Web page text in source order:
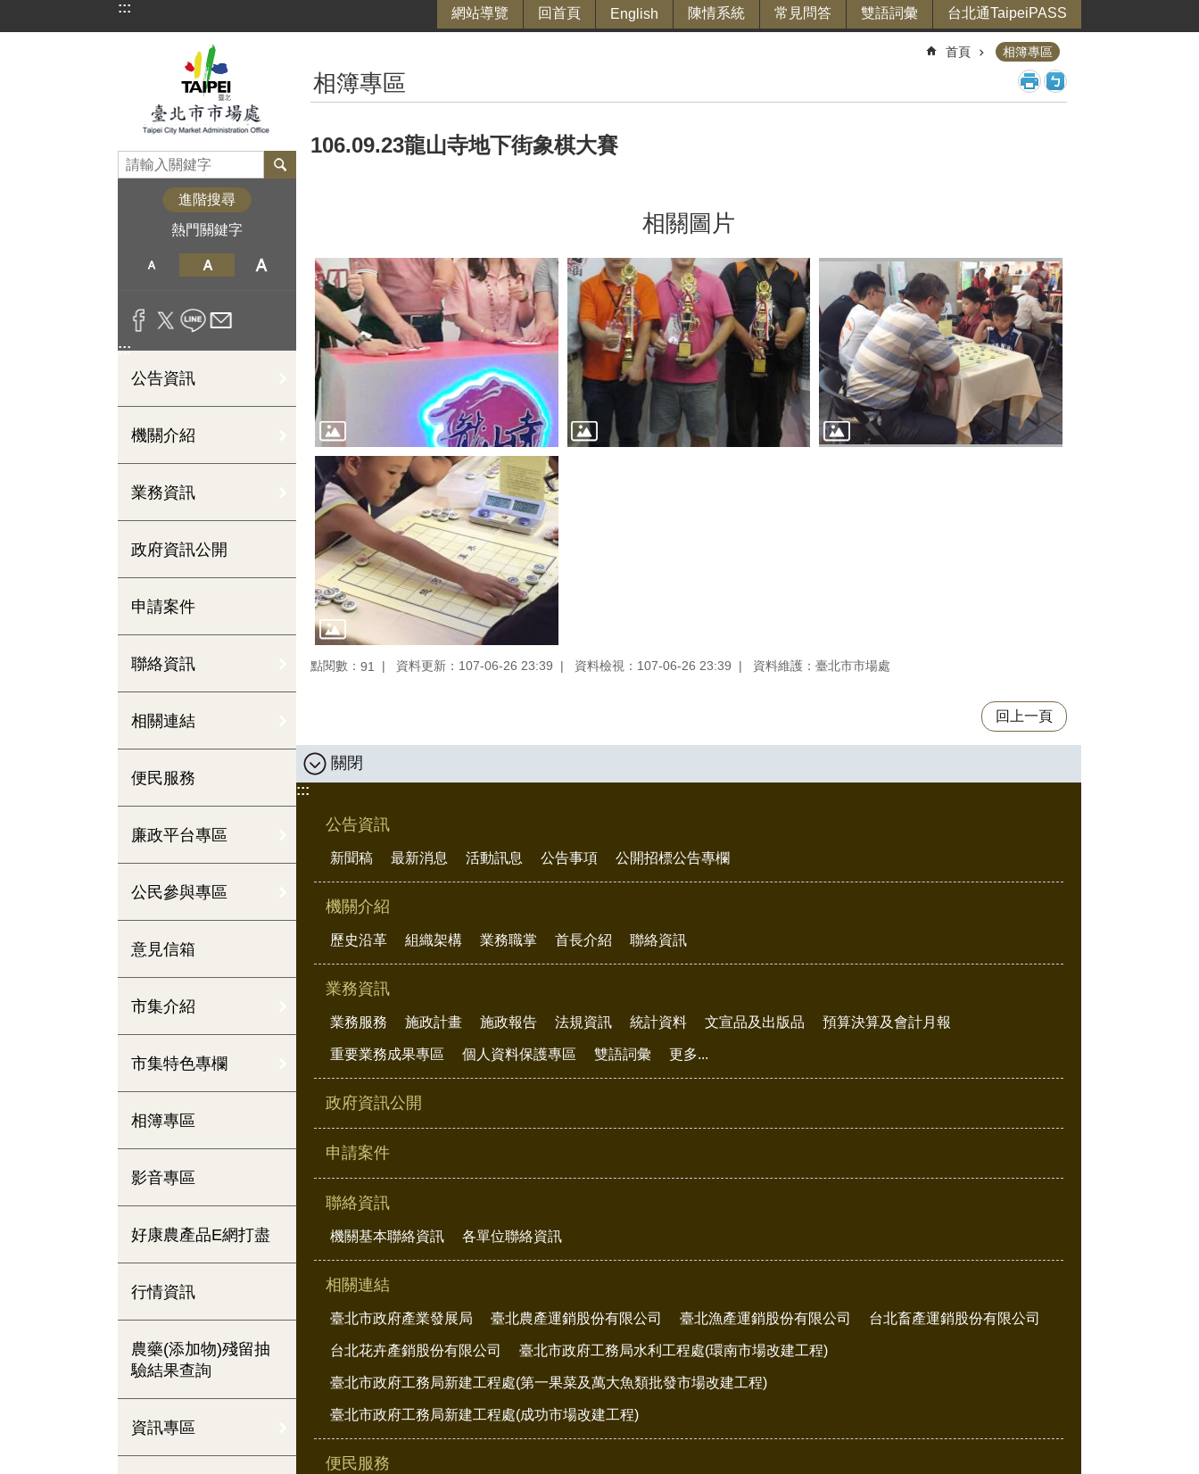
跳到主要內容區塊
::: 網站導覽 回首頁 English 陳情系統 常見問答 雙語詞彙 台北通TaipeiPASS
進階搜尋
熱門關鍵字
:::
公告資訊
機關介紹
業務資訊
政府資訊公開
申請案件
聯絡資訊
相關連結
便民服務
廉政平台專區
公民參與專區
意見信箱
市集介紹
市集特色專欄
相簿專區
影音專區
好康農產品E網打盡
行情資訊
農藥(添加物)殘留抽
驗結果查詢
資訊專區
首頁 相簿專區
相簿專區
106.09.23龍山寺地下街象棋大賽
相關圖片
點閱數： 91 資料更新：107-06-26 23:39 資料檢視：107-06-26 23:39 資料維護：臺北市市場處
回上一頁
關閉
:::
公告資訊
新聞稿 最新消息 活動訊息 公告事項 公開招標公告專欄
機關介紹
歷史沿革 組織架構 業務職掌 首長介紹 聯絡資訊
業務資訊
業務服務 施政計畫 施政報告 法規資訊 統計資料 文宣品及出版品 預算決算及會計月報
重要業務成果專區 個人資料保護專區 雙語詞彙 更多...
政府資訊公開
申請案件
聯絡資訊
機關基本聯絡資訊 各單位聯絡資訊
相關連結
臺北市政府產業發展局 臺北農產運銷股份有限公司 臺北漁產運銷股份有限公司 台北畜產運銷股份有限公司
台北花卉產銷股份有限公司 臺北市政府工務局水利工程處(環南市場改建工程)
臺北市政府工務局新建工程處(第一果菜及萬大魚類批發市場改建工程)
臺北市政府工務局新建工程處(成功市場改建工程)
便民服務